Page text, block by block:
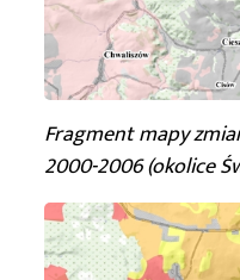
Fragment mapy
2000-2006 (okolice